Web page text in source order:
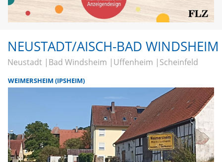
NEUSTADT/AISCH-BAD WINDSHEIM
Neustadt Bad Windsheim Uffenheim Scheinfeld
WEIMERSHEIM (IPSHEIM)